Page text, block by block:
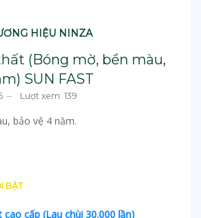
HIỆU NINZA
(Bóng mờ, bền màu,
SUN FAST
Lượt xem: 139
bảo vệ 4 năm.
BẬT
cấp (Lau chùi 30.000 lần)